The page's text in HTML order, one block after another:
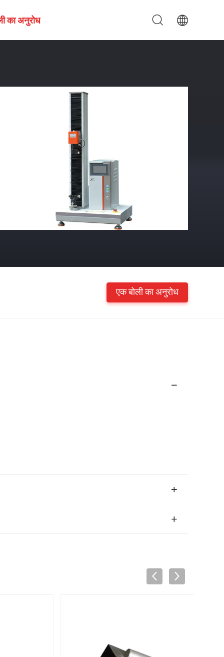
का अनुरोध
एक बोली का अनुरोध